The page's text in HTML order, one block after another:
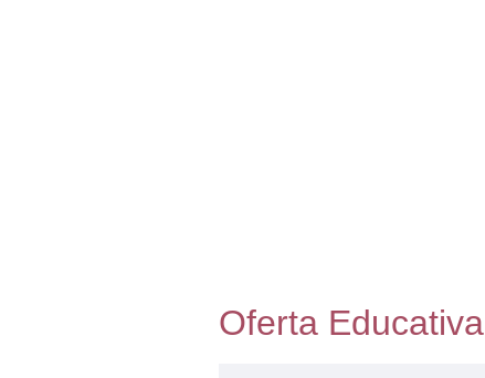
Oferta Educativa